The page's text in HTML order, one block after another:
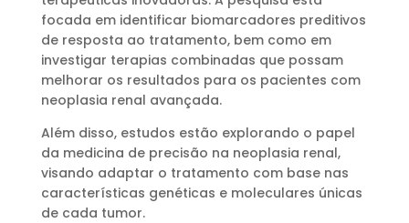
focada em identificar biomarcadores preditivos
de resposta ao tratamento, bem como em
investigar terapias combinadas que possam
melhorar os resultados para os pacientes com
neoplasia renal avançada.
Além disso, estudos estão explorando o papel
da medicina de precisão na neoplasia renal,
visando adaptar o tratamento com base nas
características genéticas e moleculares únicas
de cada tumor.